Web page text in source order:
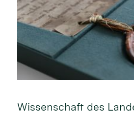
Wissenschaft des